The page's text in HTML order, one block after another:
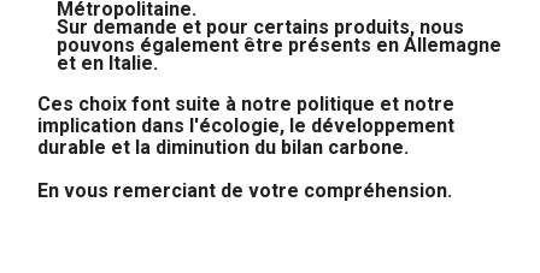
Métropolitaine.
Sur demande et pour certains produits, nous
pouvons également être présents en Allemagne
et en Italie.
Ces choix font suite à notre politique et notre
implication dans l'écologie, le développement
durable et la diminution du bilan carbone.
En vous remerciant de votre compréhension.